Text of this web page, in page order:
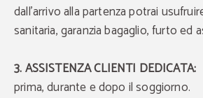
dall’arrivo alla partenza potrai
sanitaria, garanzia bagaglio, furto ed
3. ASSISTENZA CLIENTI DEDICATA:
prima, durante e dopo il soggiorno.